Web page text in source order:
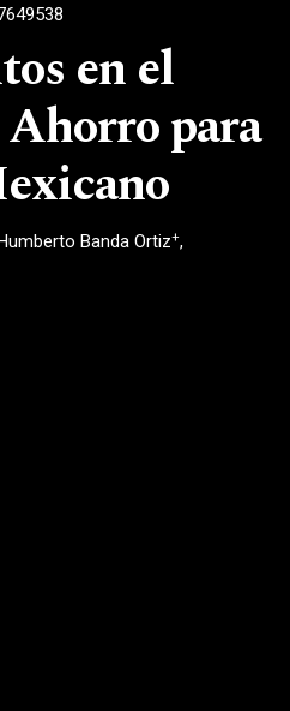
en el
para
Humberto Banda Ortiz+